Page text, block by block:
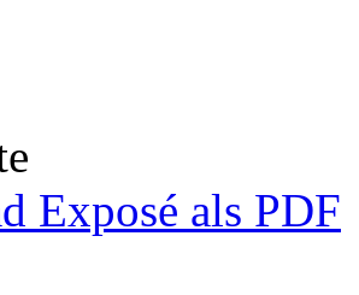
Exposé als PDF